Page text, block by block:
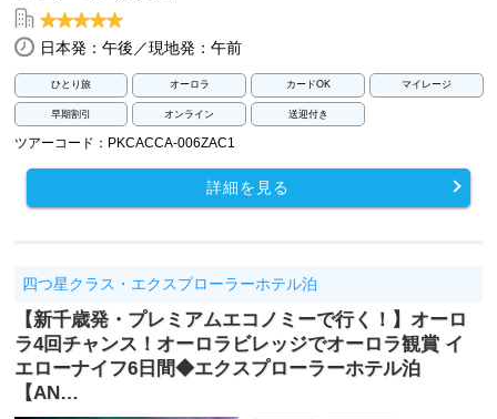
日本発：午後／現地発：午前
ひとり旅 オーロラ カードOK マイレージ
早期割引 オンライン 送迎付き
ツアーコード：PKCACCA-006ZAC1
詳細を見る
四つ星クラス・エクスプローラーホテル泊
【新千歳発・プレミアムエコノミーで行く！】オーロ
ラ4回チャンス！オーロラビレッジでオーロラ観賞 イ
エローナイフ6日間◆エクスプローラーホテル泊
【AN…